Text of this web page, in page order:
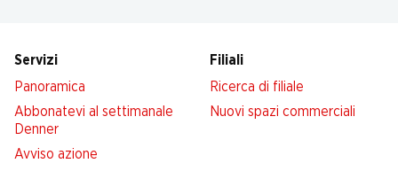
Servizi
Panoramica
Abbonatevi al settimanale
Denner
Avviso azione
Filiali
Ricerca di filiale
Nuovi spazi commerciali